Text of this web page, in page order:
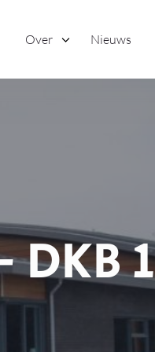
Over Nieuws
1